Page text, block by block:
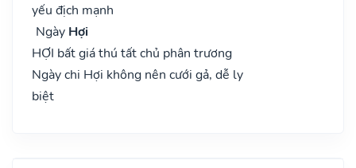
yếu địch mạnh
Ngày Hợi
HỢI bất giá thú tất chủ phân trương
Ngày chi Hợi không nên cưới gả, dễ ly
biệt